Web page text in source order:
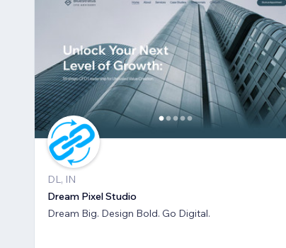
DL, IN
Dream Pixel Studio
Dream Big. Design Bold. Go Digital.